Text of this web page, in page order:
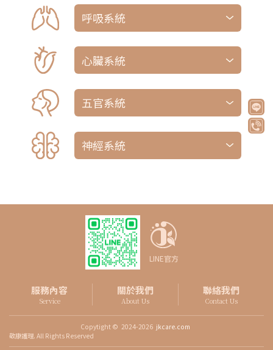
部淋巴結。若懷疑有腹水情形，叩診是否有
轉移性濁音
呼吸系統
並聽診整個肺部範圍、 視診並觸診乳房、
心臟系統
聽診心臟、視診與觸診胸前區之脈動、最大
心搏點（PMI）與震顫、及周邊血管末梢溫
度、水腫與靜脈曲張
五官系統
觀察臉部對稱情形與面部表情‧檢查眼外肌
運動、測試瞳孔之光反射與協調反應、視診
外耳與耳道、視診舌頭觀察是否有異常，並
否有腫塊、異常脈搏、氣管之偏斜
神經系統
意識、GCS評估、顱神經功能、上下肢運動
評估、感覺評估、肌張力評估、Babinski
sign、小腦功能評估(Finger-nose-
LINE官方
服務內容
Service
關於我們
About Us
聯絡我們
Contact Us
Copytight © 2024-2026 jkcare.com
敬康護理. All Rights Reserved